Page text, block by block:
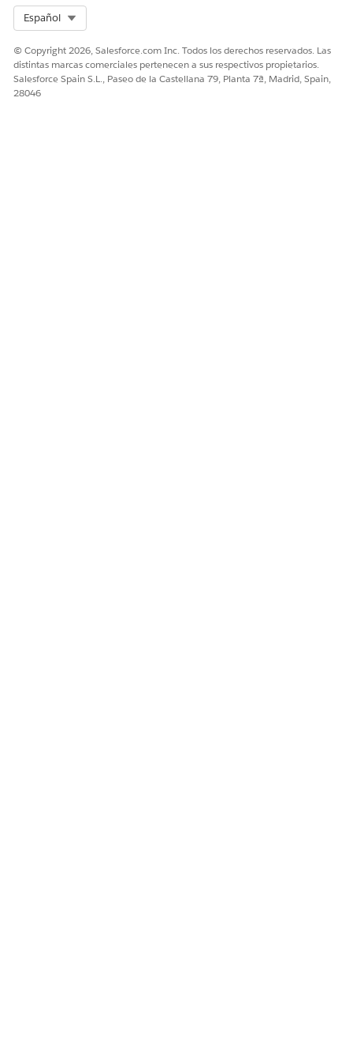
Español
© Copyright 2026, Salesforce.com Inc. Todos los derechos reservados. Las
distintas marcas comerciales pertenecen a sus respectivos propietarios.
Salesforce Spain S.L., Paseo de la Castellana 79, Planta 7ª, Madrid, Spain,
28046